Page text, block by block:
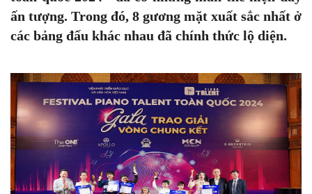
ấn tượng. Trong đó, 8 gương mặt xuất sắc nhất ở
các bảng đấu khác nhau đã chính thức lộ diện.